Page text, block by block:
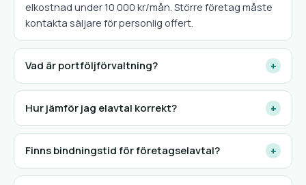
elkostnad under 10 000 kr/mån. Större företag måste
kontakta säljare för personlig offert.
Vad är portföljförvaltning? +
Hur jämför jag elavtal korrekt? +
Finns bindningstid för företagselavtal? +